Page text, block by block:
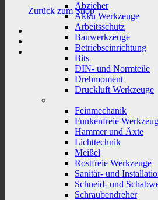
Zurück zum Shop
Abzieher
Akku Werkzeuge
Arbeitsschutz
Bauwerkzeuge
Betriebseinrichtung
Bits
DIN- und Normteile
Drehmoment
Druckluft Werkzeuge
Feinmechanik
Funkenfreie
Hammer und Äxte
Lichttechnik
Meißel
Rostfreie Werkzeuge
Sanitär- und
Schneid- und
Schraubendreher